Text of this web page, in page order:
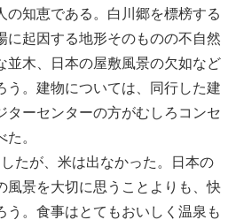
の知恵である。白川郷を標榜する
に起因する地形そのものの不自然
並木、日本の屋敷風景の欠如など
う。建物については、同行した建
ターセンターの方がむしろコンセ
。
たが、米は出なかった。日本の
風景を大切に思うことよりも、快
う。食事はとてもおいしく温泉も